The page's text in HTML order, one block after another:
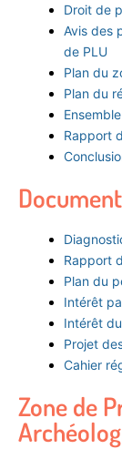
Droit de
Avis des
de PLU
Plan du
Plan du
Rapport
Rapport
Plan du
Intérêt
Intérêt
Projet
Cahier
Zone de